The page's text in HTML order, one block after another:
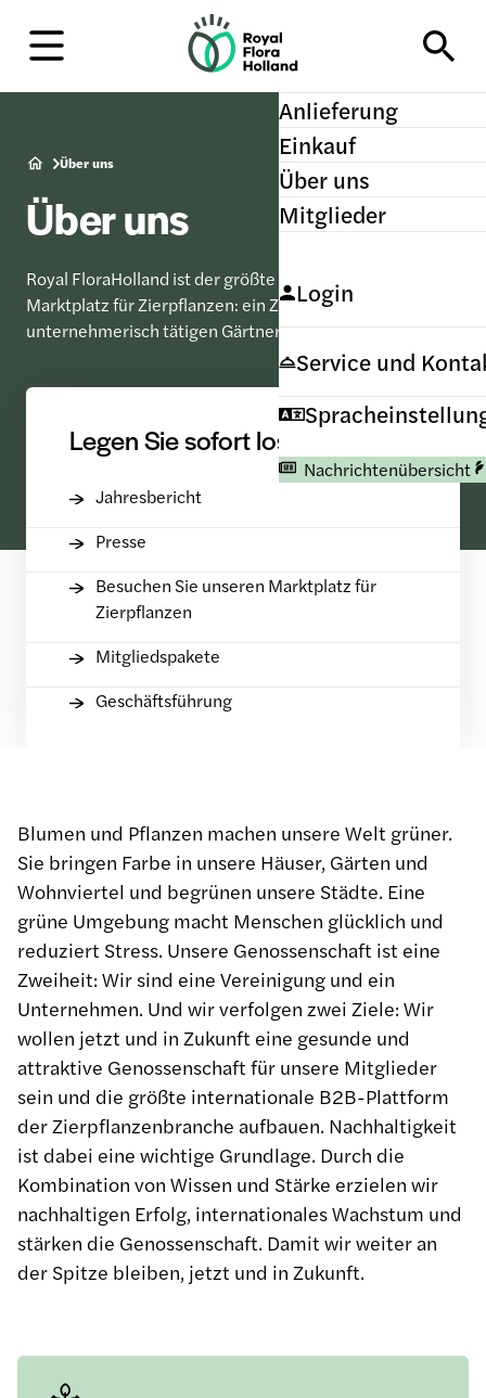
e
Anlieferung
Einkauf
Über uns
Mitglieder
Login
Service und
Nachrichtenübersicht
Über uns
Über uns
Royal FloraHolland ist der größte internationale
Marktplatz für Zierpflanzen: ein Zusammenschluss von
unternehmerisch tätigen Gärtnern.
Legen Sie sofort los
Jahresbericht
Presse
Besuchen Sie unseren Marktplatz für
Zierpflanzen
Mitgliedspakete
Geschäftsführung
Blumen und Pflanzen machen unsere Welt grüner.
Sie bringen Farbe in unsere Häuser, Gärten und
Wohnviertel und begrünen unsere Städte. Eine
grüne Umgebung macht Menschen glücklich und
reduziert Stress. Unsere Genossenschaft ist eine
Zweiheit: Wir sind eine Vereinigung und ein
Unternehmen. Und wir verfolgen zwei Ziele: Wir
wollen jetzt und in Zukunft eine gesunde und
attraktive Genossenschaft für unsere Mitglieder
sein und die größte internationale B2B-Plattform
der Zierpflanzenbranche aufbauen. Nachhaltigkeit
ist dabei eine wichtige Grundlage. Durch die
Kombination von Wissen und Stärke erzielen wir
nachhaltigen Erfolg, internationales Wachstum und
stärken die Genossenschaft. Damit wir weiter an
der Spitze bleiben, jetzt und in Zukunft.